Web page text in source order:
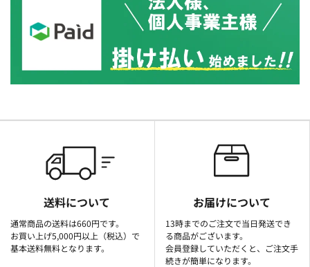
送料について
通常商品の送料は660円です。
お買い上げ5,000円以上（税込）で
基本送料無料となります。
お届けについて
13時までのご注文で当日発送でき
る商品がございます。
会員登録していただくと、ご注文手
続きが簡単になります。